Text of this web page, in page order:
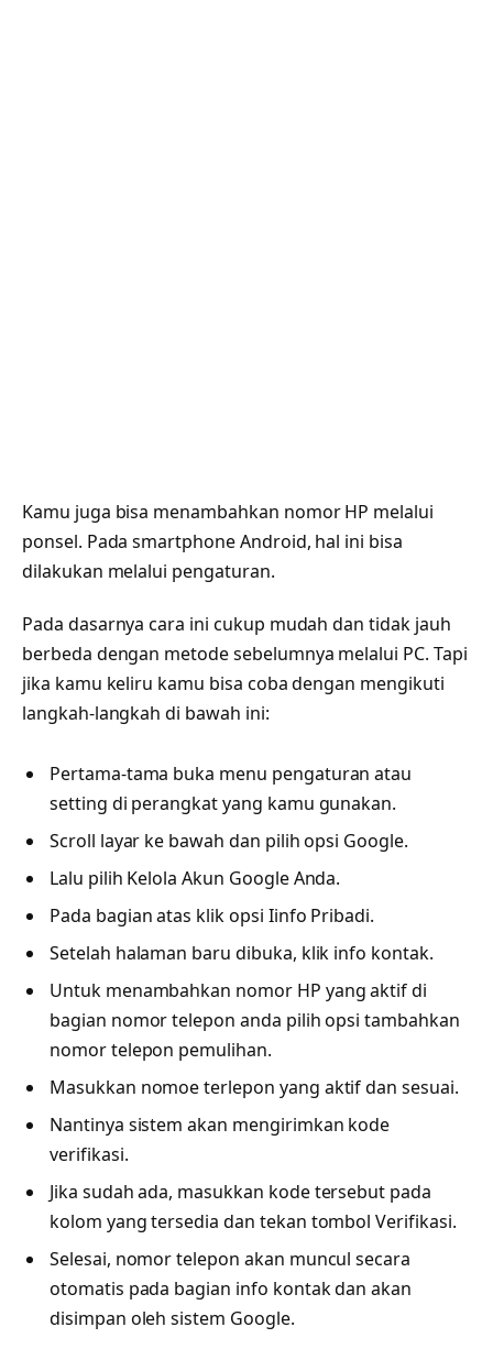
Kamu juga bisa menambahkan nomor HP melalui
ponsel. Pada smartphone Android, hal ini bisa
dilakukan melalui pengaturan.
Pada dasarnya cara ini cukup mudah dan tidak jauh
berbeda dengan metode sebelumnya melalui PC. Tapi
jika kamu keliru kamu bisa coba dengan mengikuti
langkah-langkah di bawah ini:
Pertama-tama buka menu pengaturan atau
setting di perangkat yang kamu gunakan.
Scroll layar ke bawah dan pilih opsi Google.
Lalu pilih Kelola Akun Google Anda.
Pada bagian atas klik opsi Iinfo Pribadi.
Setelah halaman baru dibuka, klik info kontak.
Untuk menambahkan nomor HP yang aktif di
bagian nomor telepon anda pilih opsi tambahkan
nomor telepon pemulihan.
Masukkan nomoe terlepon yang aktif dan sesuai.
Nantinya sistem akan mengirimkan kode
verifikasi.
Jika sudah ada, masukkan kode tersebut pada
kolom yang tersedia dan tekan tombol Verifikasi.
Selesai, nomor telepon akan muncul secara
otomatis pada bagian info kontak dan akan
disimpan oleh sistem Google.